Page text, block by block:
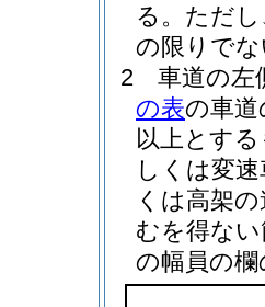
る。 ただ
の限りで
2
車道の左
の表の車
以上とす
しくは変
くは高架
むを得な
の幅員の